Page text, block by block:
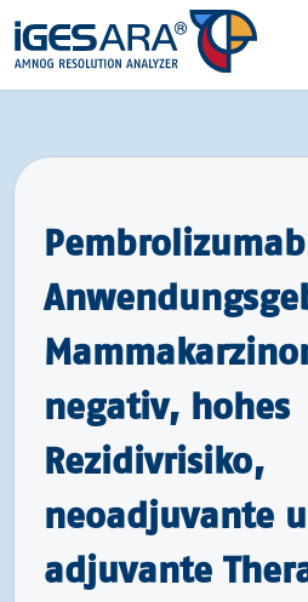
negativ, hohes
Rezidivrisiko,
neoadjuvante
adjuvante